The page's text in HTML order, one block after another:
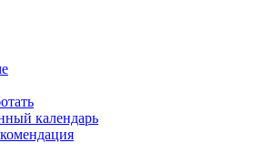
календарь